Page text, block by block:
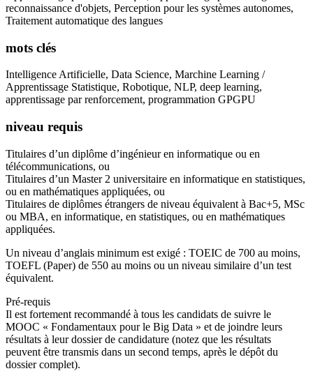
reconnaissance d'objets, Perception pour les systèmes autonomes,
Traitement automatique des langues
mots clés
Intelligence Artificielle, Data Science, Marchine Learning /
Apprentissage Statistique, Robotique, NLP, deep learning,
apprentissage par renforcement, programmation GPGPU
niveau requis
Titulaires d’un diplôme d’ingénieur en informatique ou en
télécommunications, ou
Titulaires d’un Master 2 universitaire en informatique en statistiques,
ou en mathématiques appliquées, ou
Titulaires de diplômes étrangers de niveau équivalent à Bac+5, MSc
ou MBA, en informatique, en statistiques, ou en mathématiques
appliquées.
Un niveau d’anglais minimum est exigé : TOEIC de 700 au moins,
TOEFL (Paper) de 550 au moins ou un niveau similaire d’un test
équivalent.
Pré-requis
Il est fortement recommandé à tous les candidats de suivre le
MOOC « Fondamentaux pour le Big Data » et de joindre leurs
résultats à leur dossier de candidature (notez que les résultats
peuvent être transmis dans un second temps, après le dépôt du
dossier complet).